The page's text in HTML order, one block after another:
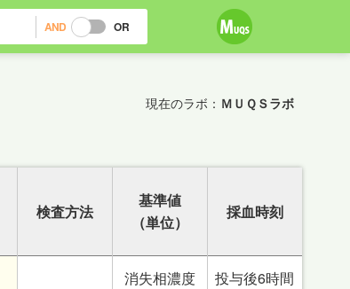
AND OR
現在のラボ： ＭＵＱＳラボ
検査方法
基準値
（単位）
採血時刻
消失相濃度
投与後6時間